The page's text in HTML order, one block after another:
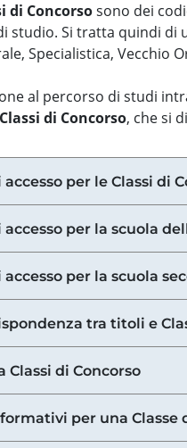
di Concorsosono dei
studio. Si tratta quindi di
Specialistica, Vecchio
al percorso di studi
Classi di Concorso, che si
per le Classi di
per la scuola
per la scuola
tra titoli e
Classi di Concorso
per una Classe